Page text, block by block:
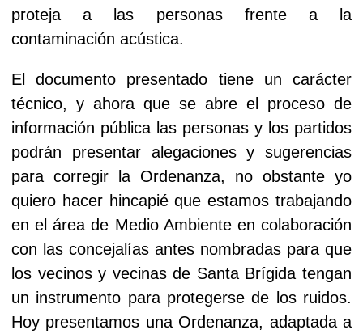
proteja a las personas frente a la
contaminación acústica.
El documento presentado tiene un carácter
técnico, y ahora que se abre el proceso de
información pública las personas y los partidos
podrán presentar alegaciones y sugerencias
para corregir la Ordenanza, no obstante yo
quiero hacer hincapié que estamos trabajando
en el área de Medio Ambiente en colaboración
con las concejalías antes nombradas para que
los vecinos y vecinas de Santa Brígida tengan
un instrumento para protegerse de los ruidos.
Hoy presentamos una Ordenanza, adaptada a